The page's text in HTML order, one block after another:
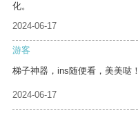
化。
2024-06-17
游客
梯子神器，ins随便看，美美哒！
2024-06-17